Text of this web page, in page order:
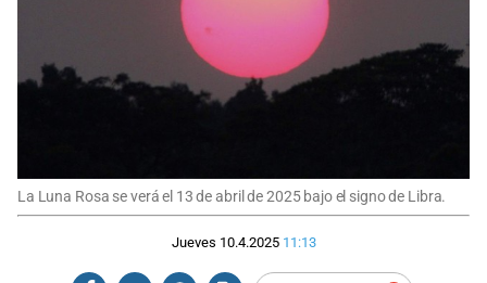
La Luna Rosa se verá el 13 de abril de 2025 bajo el signo de Libra.
Jueves 10.4.2025 11:13